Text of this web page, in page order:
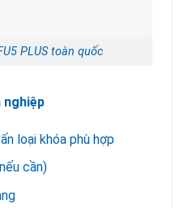
PLUS toàn quốc
nghiệp
loại khóa phù hợp
cần)